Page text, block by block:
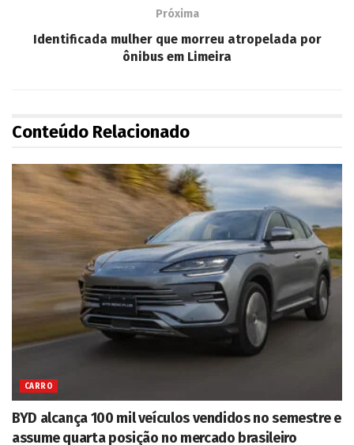
Próxima
Identificada mulher que morreu atropelada por
ônibus em Limeira
Conteúdo Relacionado
CARRO
BYD alcança 100 mil veículos vendidos no semestre e
assume quarta posição no mercado brasileiro